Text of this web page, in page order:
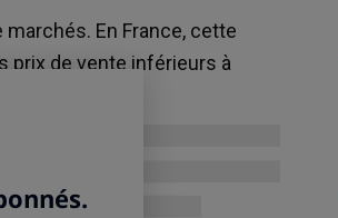
En France, cette
prix de vente inférieurs à
kg
le 04/08, d'élevage et